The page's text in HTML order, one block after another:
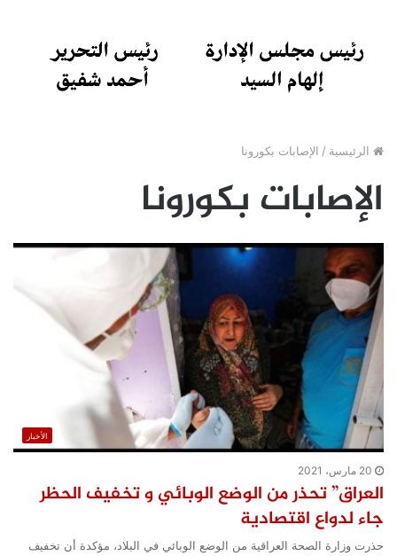
الرئيسية / الإصابات بكورونا
الإصابات بكورونا
الأخبار
20 مارس، 2021
العراق” تحذر من الوضع الوبائي و تخفيف الحظر
جاء لدواع اقتصادية
حذرت وزارة الصحة العراقية من الوضع الوبائي في البلاد، مؤكدة أن تخفيف